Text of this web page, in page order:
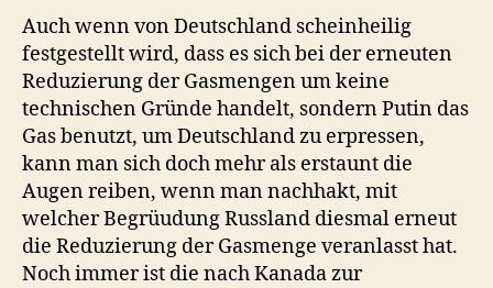
Auch wenn von Deutschland scheinheilig
festgestellt wird, dass es sich bei der erneuten
Reduzierung der Gasmengen um keine
technischen Gründe handelt, sondern Putin das
Gas benutzt, um Deutschland zu erpressen,
kann man sich doch mehr als erstaunt die
Augen reiben, wenn man nachhakt, mit
welcher Begrüudung Russland diesmal erneut
die Reduzierung der Gasmenge veranlasst hat.
Noch immer ist die nach Kanada zur